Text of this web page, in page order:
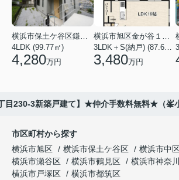
4LDK (99.77㎡)
4,280万円 3,480万円
目230-3新築戸建て】★仲介手数料無料★（峯
市区町村から探す
横浜市旭区
横浜市保土ケ谷区 横浜市中
横浜市瀬谷区
横浜市鶴見区 横浜市神奈
横浜市戸塚区
横浜市都筑区